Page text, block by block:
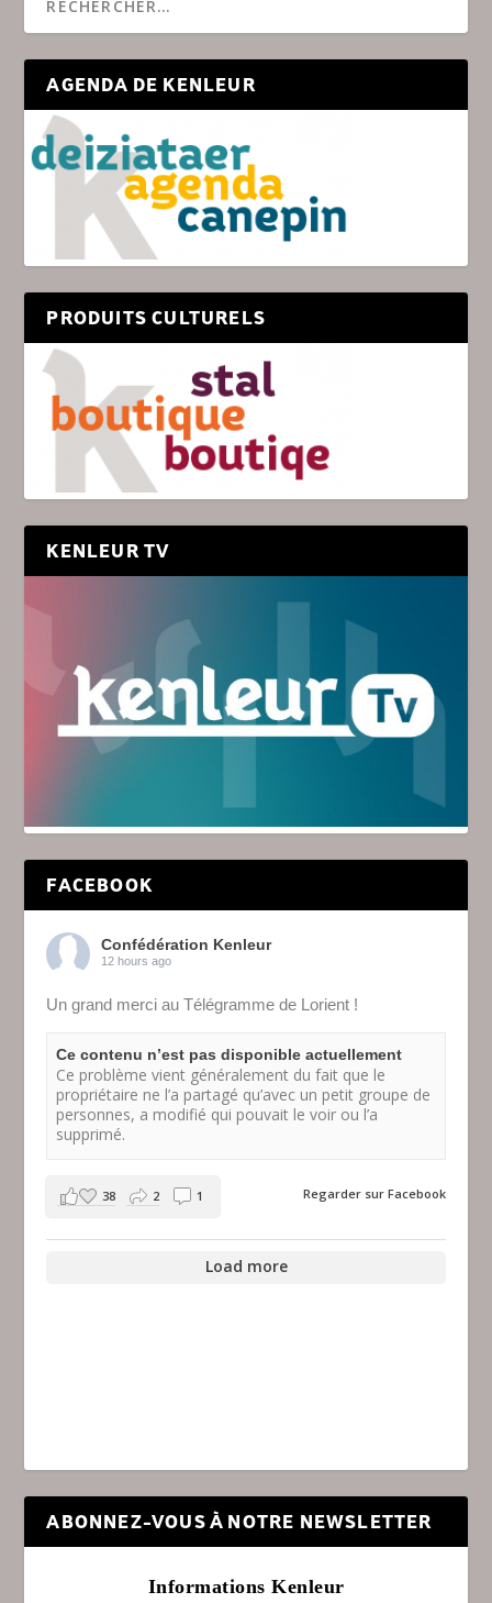
AGENDA DE KENLEUR
PRODUITS CULTURELS
KENLEUR TV
FACEBOOK
Confédération Kenleur
12 hours ago
Un grand merci au Télégramme de Lorient !
Ce contenu n’est pas disponible actuellement
Ce problème vient généralement du fait que le
propriétaire ne l’a partagé qu’avec un petit groupe de
personnes, a modifié qui pouvait le voir ou l’a
supprimé.
Regarder sur Facebook
38 2 1
Load more
ABONNEZ-VOUS À NOTRE NEWSLETTER
Informations Kenleur